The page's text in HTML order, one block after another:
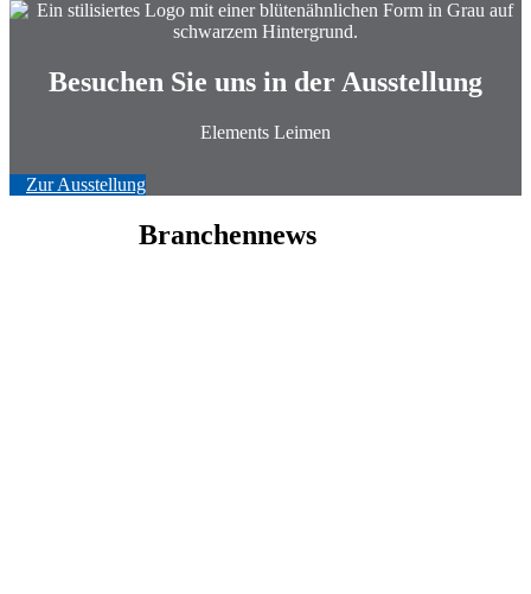
Besuchen Sie uns in der Ausstellung
Elements Leimen
Zur Ausstellung
Branchennews